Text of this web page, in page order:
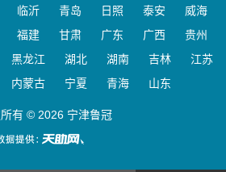
临沂 青岛 日照 泰安
威海
福建 甘肃 广东 广西
贵州
黑龙江 湖北 湖南 吉林
江苏
内蒙古 宁夏 青海 山东
有 © 2026 宁津鲁冠